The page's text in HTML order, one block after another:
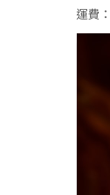
運費：